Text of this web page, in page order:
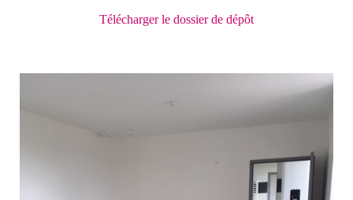
Télécharger le dossier de dépôt